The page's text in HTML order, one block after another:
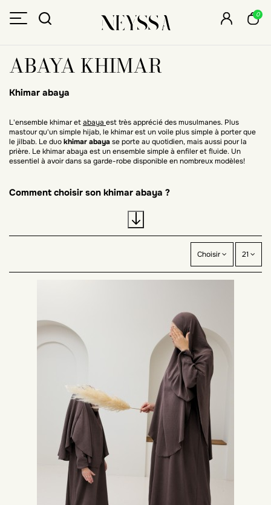
0
ABAYA KHIMAR
Khimar abaya
L'ensemble khimar etabaya est très apprécié des musulmanes. Plus
mastour qu'un simple hijab, le khimar est un voile plus simple à porter que
le jilbab. Le duokhimar abayase porte au quotidien, mais aussi pour la
prière. Le khimar abaya est un ensemble simple à enfiler et fluide. Un
essentiel à avoir dans sa garde-robe disponible en nombreux modèles!
Comment choisir son khimar abaya ?
Couleurs, longueur, forme, matière et prix : découvrez les critères
principaux à prendre en compte dans le choix de votre khimar et de votre
abaya. Neyssa vous propose une collection étoffée de set abbaya khimars.
Les couleurs du khimar et de la abaya
généralement unie
kaki, le taupe, le beige et le camel et le marron sont des couleurs faciles à
Pour un style un peu plus coloré tout en restant pudique, vous pouvez
opter pour un vieux rose, un vert d'eau, ou encore du bleu ciel. Choisissez
en fonction de l'occasion pour laquelle vous
Vous pouvez opter pour le blanc pour un mariage religieux, pour un retour
de la Omrah le blanc est très apprécié, selon les coutumes le coloris blanc
est largement utilisé dans la communauté musulmane du maghreb
La longueur du khimar et la forme de la abaya
longueur du khimara également son importance dans le rendu final de
votre tenue. Certains modèles de ce type de hijab peuvent vous arriver aux
mollets. Les modèles les plus courts arrivent généralement au milieu du
dos. Pour un effet fluide et aérien, optez pour un khimar long.
Choisir 21